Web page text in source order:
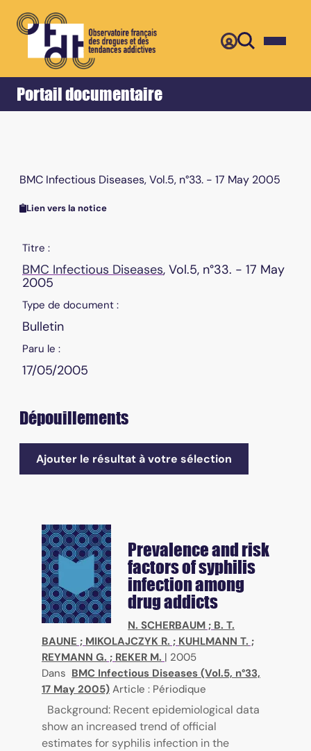
Portail documentaire
Accueil Retour
BMC Infectious Diseases, Vol.5, n°33. - 17 May 2005
Lien vers la notice
Titre :
BMC Infectious Diseases, Vol.5, n°33. - 17 May
2005
Type de document :
Bulletin
Paru le :
17/05/2005
Dépouillements
Ajouter le résultat à votre sélection
Prevalence and risk
factors of syphilis
infection among
drug addicts
N. SCHERBAUM ; B. T.
BAUNE ; MIKOLAJCZYK R. ; KUHLMANN T. ;
REYMANN G. ; REKER M. | 2005
Dans BMC Infectious Diseases (Vol.5, n°33,
17 May 2005) Article : Périodique
Background: Recent epidemiological data
show an increased trend of official
estimates for syphilis infection in the